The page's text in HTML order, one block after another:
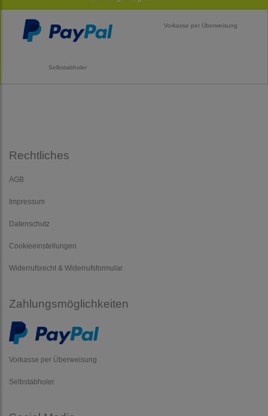
Vorkasse per Überweisung
Selbstabholer
Rechtliches
AGB
Impressum
Datenschutz
Cookieeinstellungen
Widerrufsrecht & Widerrufsformular
Zahlungsmöglichkeiten
Vorkasse per Überweisung
Selbstabholer